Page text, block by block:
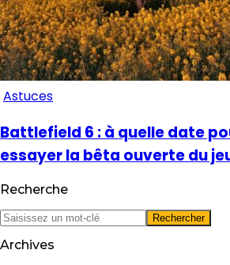
Astuces
Battlefield 6 : à quelle date
essayer la bêta ouverte du
Recherche
Archives